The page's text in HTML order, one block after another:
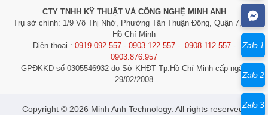
CTY TNHH KỸ THUẬT VÀ CÔNG NGHỆ MINH ANH
Trụ sở chính: 1/9 Võ Thị Nhờ, Phường Tân Thuận Đông, Quận 7, TP.
Hồ Chí Minh
Điện thoại : 0919.092.557 - 0903.122.557 - 0908.112.557 -
0903.876.957
GPĐKKD số 0305546932 do Sở KHĐT Tp.Hồ Chí Minh cấp ngày
29/02/2008
​​​​​​Copyright © 2026 Minh Anh Technology. All rights reserved.
Zalo 1
Zalo 2
Zalo 3